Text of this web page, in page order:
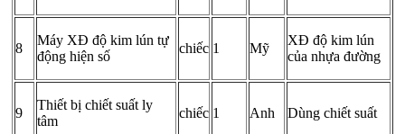
8
Máy XĐ độ kim lún tự
động hiện số
chiếc 1 Mỹ
XĐ độ kim lún
của nhựa đường
9
Thiết bị chiết suất ly
tâm
chiếc 1 Anh Dùng chiết suất